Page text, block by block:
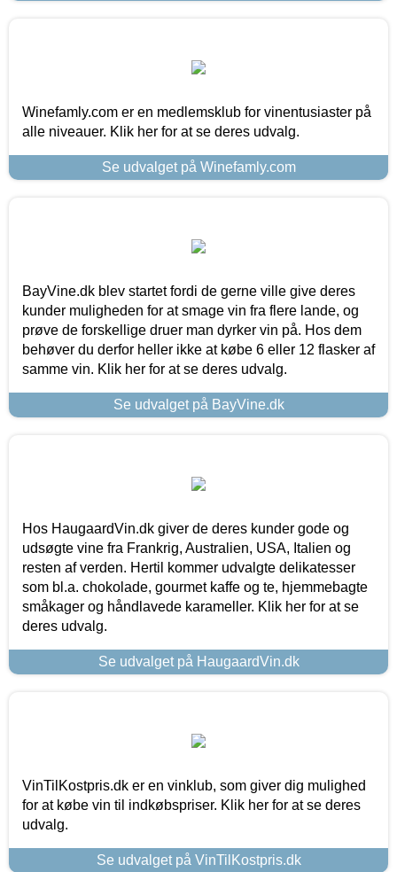
Winefamly.com er en medlemsklub for vinentusiaster på
alle niveauer. Klik her for at se deres udvalg.
Se udvalget på Winefamly.com
BayVine.dk blev startet fordi de gerne ville give deres
kunder muligheden for at smage vin fra flere lande, og
prøve de forskellige druer man dyrker vin på. Hos dem
behøver du derfor heller ikke at købe 6 eller 12 flasker af
samme vin. Klik her for at se deres udvalg.
Se udvalget på BayVine.dk
Hos HaugaardVin.dk giver de deres kunder gode og
udsøgte vine fra Frankrig, Australien, USA, Italien og
resten af verden. Hertil kommer udvalgte delikatesser
som bl.a. chokolade, gourmet kaffe og te, hjemmebagte
småkager og håndlavede karameller. Klik her for at se
deres udvalg.
Se udvalget på HaugaardVin.dk
VinTilKostpris.dk er en vinklub, som giver dig mulighed
for at købe vin til indkøbspriser. Klik her for at se deres
udvalg.
Se udvalget på VinTilKostpris.dk